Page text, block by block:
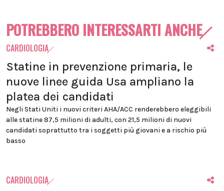
POTREBBERO INTERESSARTI ANCHE
CARDIOLOGIA
Statine in prevenzione primaria, le
nuove linee guida Usa ampliano la
platea dei candidati
Negli Stati Uniti i nuovi criteri AHA/ACC renderebbero eleggibili
alle statine 87,5 milioni di adulti, con 21,5 milioni di nuovi
candidati soprattutto tra i soggetti più giovani e a rischio più
basso
CARDIOLOGIA